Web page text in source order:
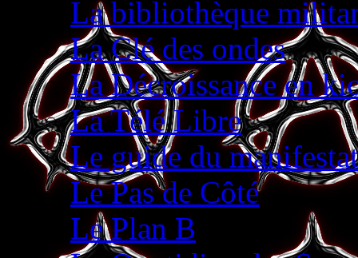
La bibliothèque
La Clé des ondes
La Décroissance en
La Télé Libre
Le guide du
Le Pas de Côté
Le Plan B